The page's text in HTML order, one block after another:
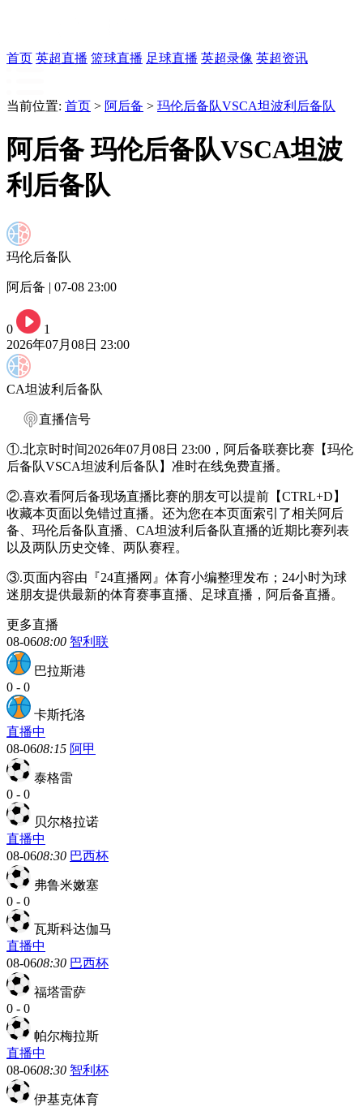
首页 英超直播 篮球直播 足球直播 英超录像 英超资讯
当前位置: 首页 > 阿后备 > 玛伦后备队VSCA坦波利后备队
阿后备 玛伦后备队VSCA坦波
利后备队
玛伦后备队
阿后备 | 07-08 23:00
0
1
2026年07月08日 23:00
CA坦波利后备队
直播信号
①.北京时时间2026年07月08日 23:00，阿后备联赛比赛【玛伦
后备队VSCA坦波利后备队】准时在线免费直播。
②.喜欢看阿后备现场直播比赛的朋友可以提前【CTRL+D】
收藏本页面以免错过直播。还为您在本页面索引了相关阿后
备、玛伦后备队直播、CA坦波利后备队直播的近期比赛列表
以及两队历史交锋、两队赛程。
③.页面内容由『24直播网』体育小编整理发布；24小时为球
迷朋友提供最新的体育赛事直播、足球直播，阿后备直播。
更多直播
08-0608:00 智利联
巴拉斯港
0 - 0
卡斯托洛
直播中
08-0608:15 阿甲
泰格雷
0 - 0
贝尔格拉诺
直播中
08-0608:30 巴西杯
弗鲁米嫩塞
0 - 0
瓦斯科达伽马
直播中
08-0608:30 巴西杯
福塔雷萨
0 - 0
帕尔梅拉斯
直播中
08-0608:30 智利杯
伊基克体育